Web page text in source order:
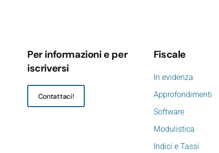
Per informazioni e per
iscriversi
Contattaci!
Fiscale
In evidenza
Approfondimenti
Software
Modulistica
Indici e Tassi